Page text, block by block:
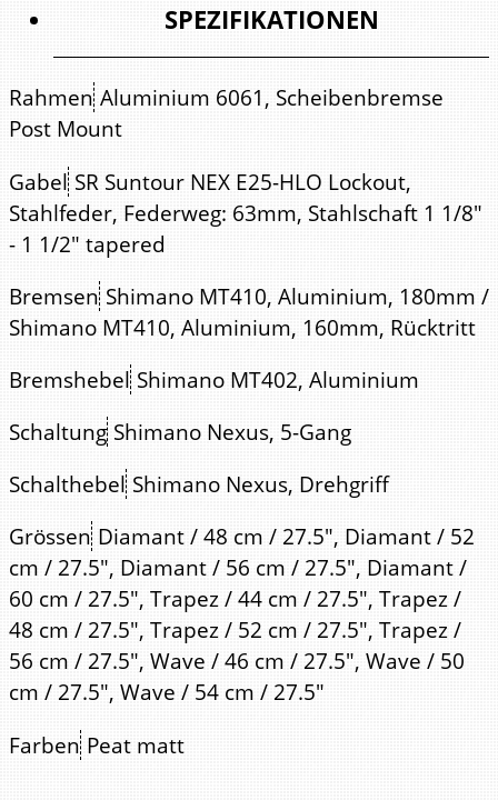
SPEZIFIKATIONEN
Rahmen Aluminium 6061, Scheibenbremse
Post Mount
Gabel SR Suntour NEX E25-HLO Lockout,
Stahlfeder, Federweg: 63mm, Stahlschaft 1 1/8"
- 1 1/2" tapered
Bremsen Shimano MT410, Aluminium, 180mm /
Shimano MT410, Aluminium, 160mm, Rücktritt
Bremshebel Shimano MT402, Aluminium
Schaltung Shimano Nexus, 5-Gang
Schalthebel Shimano Nexus, Drehgriff
Grössen Diamant / 48 cm / 27.5", Diamant / 52
cm / 27.5", Diamant / 56 cm / 27.5", Diamant /
60 cm / 27.5", Trapez / 44 cm / 27.5", Trapez /
48 cm / 27.5", Trapez / 52 cm / 27.5", Trapez /
56 cm / 27.5", Wave / 46 cm / 27.5", Wave / 50
cm / 27.5", Wave / 54 cm / 27.5"
Farben Peat matt